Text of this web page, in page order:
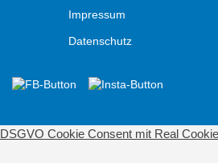
Impressum
Datenschutz
DSGVO Cookie Consent mit Real